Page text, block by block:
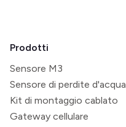
Prodotti
Sensore M3
Sensore di perdite d'acqua
Kit di montaggio cablato
Gateway cellulare